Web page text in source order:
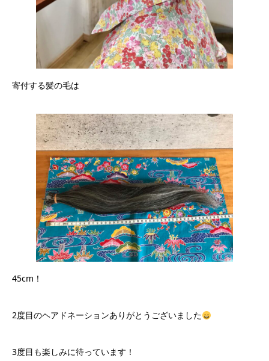
寄付する髪の毛は
45cm！
2度目のヘアドネーションありがとうございました
3度目も楽しみに待っています！